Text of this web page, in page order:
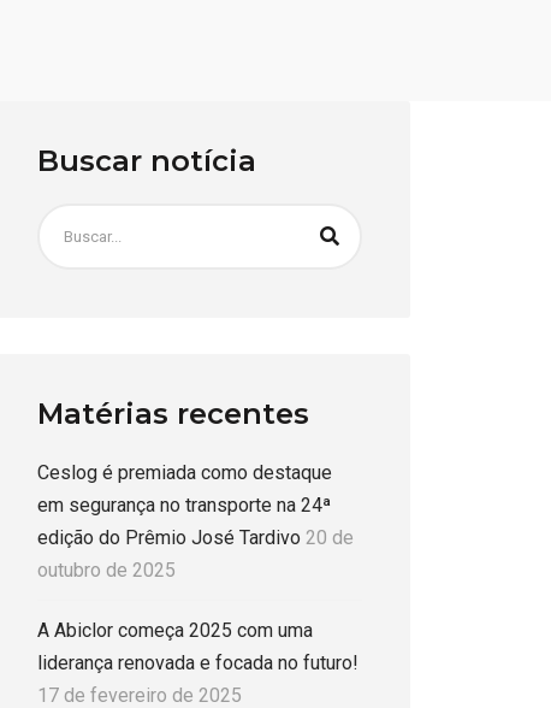
Buscar notícia
Matérias recentes
Ceslog é premiada como destaque
em segurança no transporte na 24ª
edição do Prêmio José Tardivo 20 de
outubro de 2025
A Abiclor começa 2025 com uma
liderança renovada e focada no futuro!
17 de fevereiro de 2025